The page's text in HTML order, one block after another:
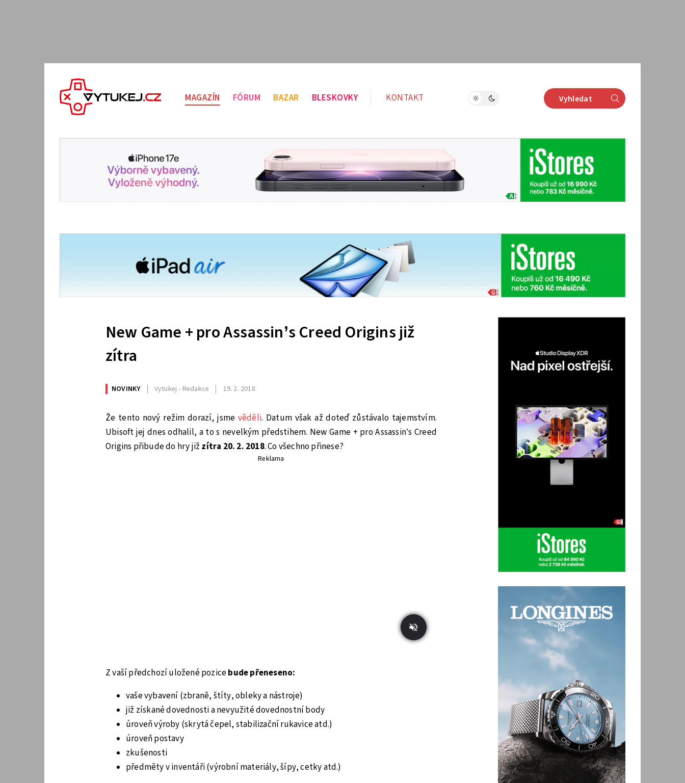
MAGAZÍN FÓRUM BAZAR BLESKOVKY KONTAKT Vyhledat
New Game + pro Assassin’s Creed Origins již
zítra
NOVINKY Vytukej - Redakce 19. 2. 2018
Že tento nový režim dorazí, jsme věděli. Datum však až doteď zůstávalo tajemstvím.
Ubisoft jej dnes odhalil, a to s nevelkým předstihem. New Game + pro Assassin’s Creed
Origins přibude do hry již zítra 20. 2. 2018. Co všechno přinese?
Reklama
Z vaší předchozí uložené pozicebude přeneseno:
vaše vybavení (zbraně, štíty, obleky a nástroje)
již získané dovednosti a nevyužité dovednostní body
úroveň výroby (skrytá čepel, stabilizační rukavice atd.)
úroveň postavy
zkušenosti
předměty v inventáři (výrobní materiály, šípy, cetky atd.)